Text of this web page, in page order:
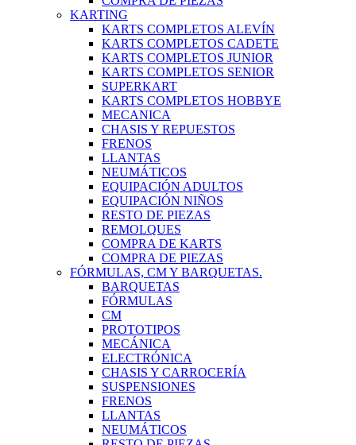
KARTING
KARTS COMPLETOS ALEVÍN
KARTS COMPLETOS CADETE
KARTS COMPLETOS JUNIOR
KARTS COMPLETOS SENIOR
SUPERKART
KARTS COMPLETOS HOBBYE
MECANICA
CHASIS Y REPUESTOS
FRENOS
LLANTAS
NEUMÁTICOS
EQUIPACIÓN ADULTOS
EQUIPACIÓN NIÑOS
RESTO DE PIEZAS
REMOLQUES
COMPRA DE KARTS
COMPRA DE PIEZAS
FÓRMULAS, CM Y BARQUETAS.
BARQUETAS
FÓRMULAS
CM
PROTOTIPOS
MECÁNICA
ELECTRÓNICA
CHASIS Y CARROCERÍA
SUSPENSIONES
FRENOS
LLANTAS
NEUMÁTICOS